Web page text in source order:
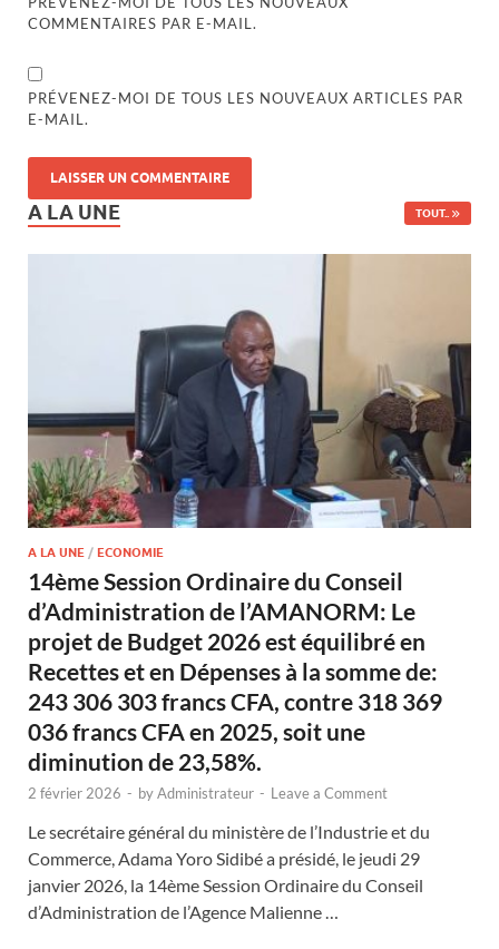
COMMENTAIRES PAR E-MAIL.
PRÉVENEZ-MOI DE TOUS LES NOUVEAUX ARTICLES PAR
E-MAIL.
A LA UNE TOUT..
A LA UNE / ECONOMIE
14ème Session Ordinaire du Conseil
d’Administration de l’AMANORM: Le
projet de Budget 2026 est équilibré en
Recettes et en Dépenses à la somme de:
243 306 303 francs CFA, contre 318 369
036 francs CFA en 2025, soit une
diminution de 23,58%.
2 février 2026 - byAdministrateur - Leave a Comment
Le secrétaire général du ministère de l’Industrie et du
Commerce, Adama Yoro Sidibé a présidé, le jeudi 29
janvier 2026, la 14ème Session Ordinaire du Conseil
d’Administration de l’Agence Malienne …